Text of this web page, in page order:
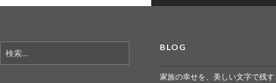
索:
BLOG
家族の幸せを、美しい文字で残す